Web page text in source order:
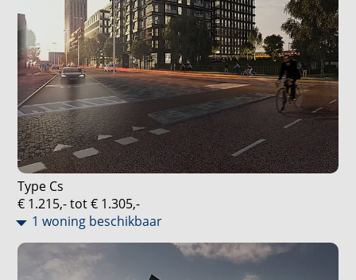
Type Cs
€ 1.215,- tot € 1.305,-
1 woning beschikbaar